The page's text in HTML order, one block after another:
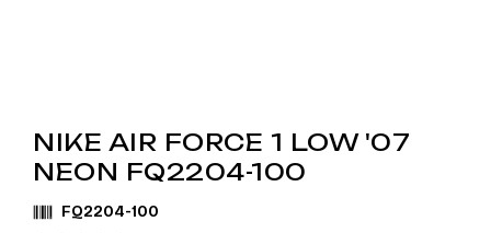
NIKE AIR FORCE 1 LOW '07
NEON FQ2204-100
FQ2204-100